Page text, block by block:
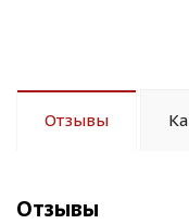
Отзывы
Отзывы